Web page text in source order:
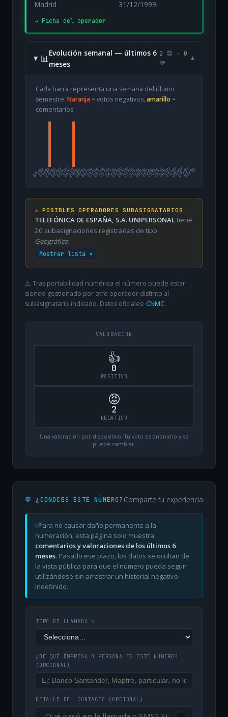
Madrid 31/12/1999
→ Ficha del operador
📊
Evolución semanal — últimos 6
meses
2 😡 · 0
💬
▾
Cada barra representa una semana del último
semestre. Naranja= votos negativos, amarillo =
comentarios.
09/02
16/0223/0202/0309/0316/0323/0330/0306/0413/0420/0427/0404/0511/0518/0525/0501/0608/0615/0622/0629/0606/0713/0720/0727/07
03/08
⚠️ POSIBLES OPERADORES SUBASIGNATARIOS
TELEFÓNICA DE ESPAÑA, S.A. UNIPERSONALtiene
20 subasignaciones registradas de tipo
Geográfico.
Mostrar lista ▾
⚠️ Tras portabilidad numérica el número puede estar
siendo gestionado por otro operador distinto al
subasignatario indicado. Datos oficiales: CNMC.
VALORACIÓN
👍
0
POSITIVO
😡
2
NEGATIVO
Una valoración por dispositivo. Tu voto es anónimo y se
puede cambiar.
💬 ¿CONOCES ESTE NÚMERO? Comparte tu experiencia
ℹ️ Para no causar daño permanente a la
numeración, esta página solo muestra
comentarios y valoraciones de los últimos 6
meses. Pasado ese plazo, los datos se ocultan de
la vista pública para que el número pueda seguir
utilizándose sin arrastrar un historial negativo
indefinido.
TIPO DE LLAMADA *
¿DE QUÉ EMPRESA O PERSONA ES ESTE NÚMERO?
(OPCIONAL)
DETALLE DEL CONTACTO (OPCIONAL)